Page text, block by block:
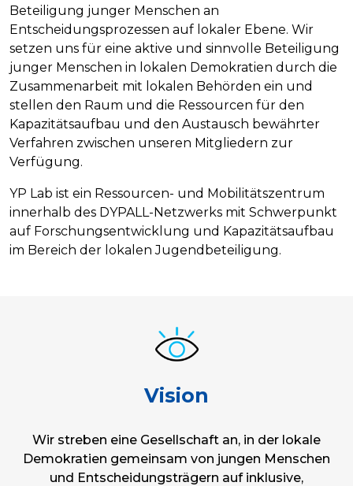
Beteiligung junger Menschen an
Entscheidungsprozessen auf lokaler Ebene. Wir
setzen uns für eine aktive und sinnvolle Beteiligung
junger Menschen in lokalen Demokratien durch die
Zusammenarbeit mit lokalen Behörden ein und
stellen den Raum und die Ressourcen für den
Kapazitätsaufbau und den Austausch bewährter
Verfahren zwischen unseren Mitgliedern zur
Verfügung.
YP Lab ist ein Ressourcen- und Mobilitätszentrum
innerhalb des DYPALL-Netzwerks mit Schwerpunkt
auf Forschungsentwicklung und Kapazitätsaufbau
im Bereich der lokalen Jugendbeteiligung.
Vision
Wir streben eine Gesellschaft an, in der lokale
Demokratien gemeinsam von jungen Menschen
und Entscheidungsträgern auf inklusive,